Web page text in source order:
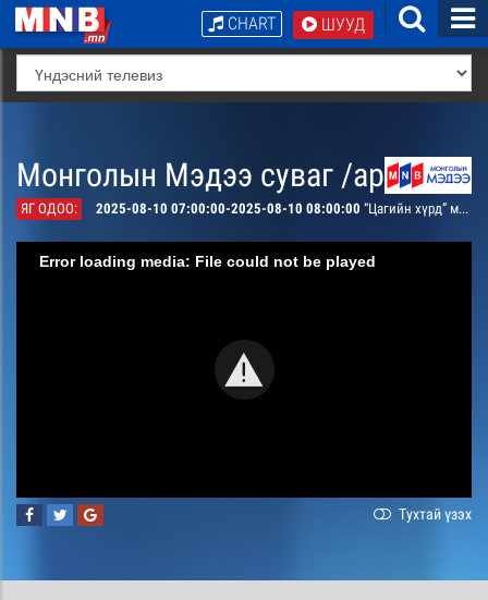
ШУУД
CHART
Монголын Мэдээ суваг /архив/
ЯГ ОДОО: 2025-08-10 07:00:00-2025-08-10 08:00:00 “Цагийн хүрд” мэдээллийн хөтөлбөр /давталт/
Error loading media: File could not be played
Тухтай үзэх